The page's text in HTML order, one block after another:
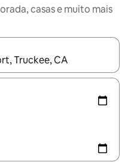
casas e muito mais
disponíveis, explore-os